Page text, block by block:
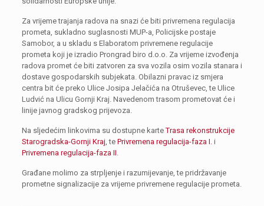
Za vrijeme trajanja radova na snazi će biti privremena regulacija
prometa, sukladno suglasnosti MUP-a, Policijske postaje
Samobor, a u skladu s Elaboratom privremene regulacije
prometa koji je izradio Prongrad biro d.o.o. Za vrijeme izvođenja
radova promet će biti zatvoren za sva vozila osim vozila stanara i
dostave gospodarskih subjekata. Obilazni pravac iz smjera
centra bit će preko Ulice Josipa Jelačića na Otruševec, te Ulice
Ludvić na Ulicu Gornji Kraj. Navedenom trasom prometovat će i
linije javnog gradskog prijevoza.
Na sljedećim linkovima su dostupne karteTrasa rekonstrukcije
Starogradska-Gornji Kraj, te Privremena regulacija-faza I.i
Privremena regulacija-faza II.
Građane molimo za strpljenje i razumijevanje, te pridržavanje
prometne signalizacije za vrijeme privremene regulacije prometa.